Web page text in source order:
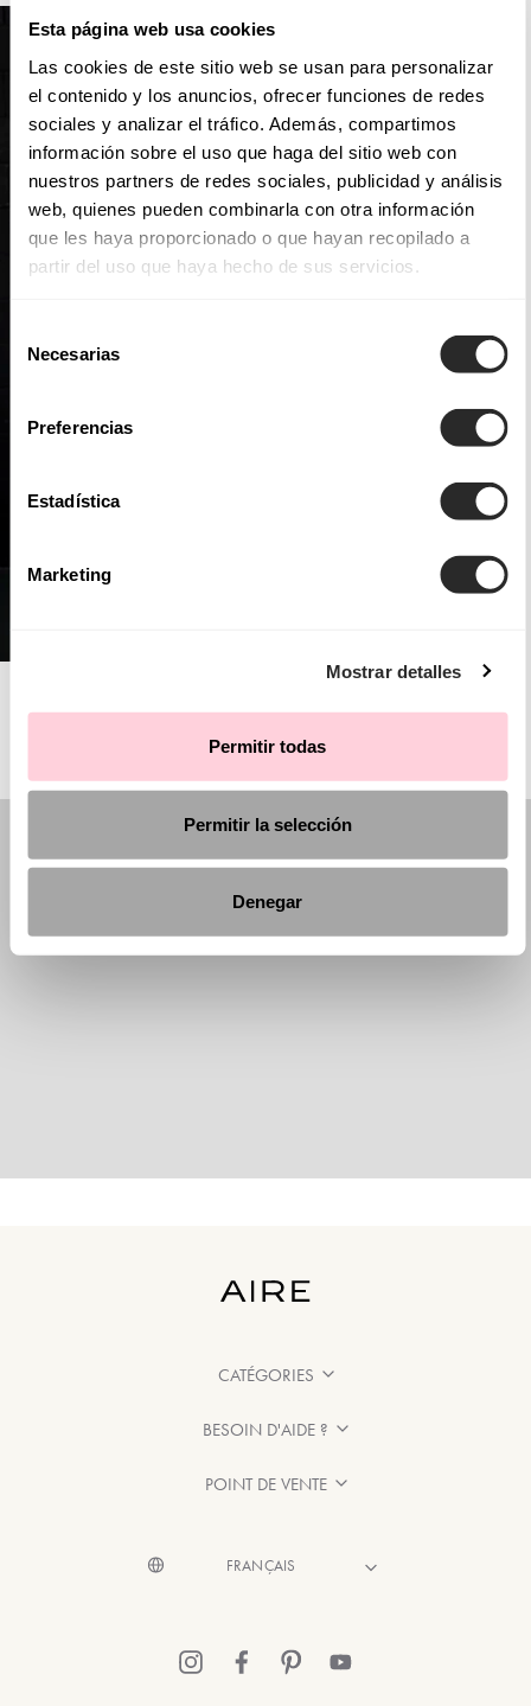
Esta página web usa cookies
Las cookies de este sitio web se usan para personalizar
el contenido y los anuncios, ofrecer funciones de redes
sociales y analizar el tráfico. Además, compartimos
información sobre el uso que haga del sitio web con
nuestros partners de redes sociales, publicidad y análisis
web, quienes pueden combinarla con otra información
que les haya proporcionado o que hayan recopilado a
partir del uso que haya hecho de sus servicios.
Necesarias
Preferencias
Estadística
Marketing
Mostrar detalles
Permitir todas
Permitir la selección
Denegar
CATÉGORIES
BESOIN D'AIDE ?
POINT DE VENTE